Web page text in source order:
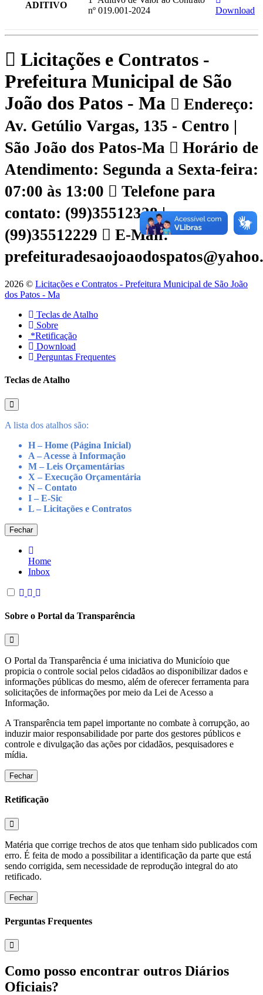
ADITIVO
nº 019.001-2024
Download
Licitações e Contratos -
Prefeitura Municipal de São
João dos Patos - Ma
Endereço:
Av. Getúlio Vargas, 135 - Centro |
São João dos Patos-Ma
Horário de
Atendimento: Segunda a Sexta-feira:
07:00 às 13:00
Telefone para
contato: (99)35512328 |
(99)35512229
E-Mail:
2026 © Licitações e Contratos - Prefeitura Municipal de São João
dos Patos - Ma
Teclas de Atalho
Sobre
*Retificação
Download
Perguntas Frequentes
Teclas de Atalho
A lista dos atalhos são:
H – Home (Página Inicial)
A – Acesse à Informação
M – Leis Orçamentárias
X – Execução Orçamentária
N – Contato
I – E-Sic
L – Licitações e Contratos
Fechar
Home
Inbox
Sobre o Portal da Transparência
O Portal da Transparência é uma iniciativa do Municíoio que
propicia o controle social pelos cidadãos ao disponibilizar dados e
informações públicas do mesmo, além de oferecer ferramenta para
solicitações de informações por meio da Lei de Acesso a
Informação.
A Transparência tem papel importante no combate à corrupção, ao
induzir maior responsabilidade por parte dos gestores públicos e
controle e divulgação das ações por cidadãos, pesquisadores e
mídia.
Fechar
Retificação
Matéria que corrige trechos de atos que tenham sido publicados com
erro. É feita de modo a possibilitar a identificação da parte que está
sendo corrigida, sem necessidade de reprodução integral do ato
retificado.
Fechar
Perguntas Frequentes
Como posso encontrar outros Diários
Oficiais?